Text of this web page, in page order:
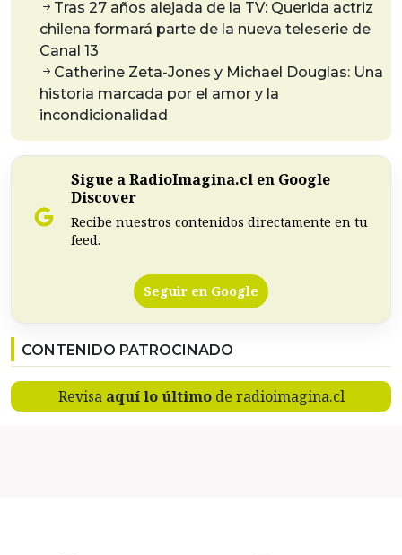
Tras 27 años alejada de la TV: Querida actriz
chilena formará parte de la nueva teleserie de
Canal 13
Catherine Zeta-Jones y Michael Douglas: Una
historia marcada por el amor y la
incondicionalidad
Sigue a RadioImagina.cl en Google
Discover
Recibe nuestros contenidos directamente en tu
feed.
Seguir en Google
CONTENIDO PATROCINADO
Revisa aquí lo últimode radioimagina.cl